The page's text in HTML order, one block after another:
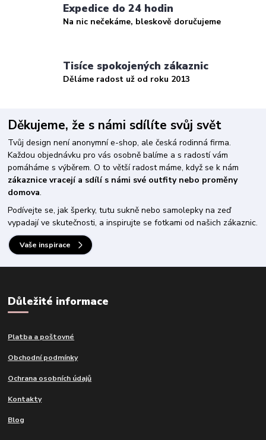
Expedice do 24 hodin
Na nic nečekáme, bleskově doručujeme
Tisíce spokojených zákaznic
Děláme radost už od roku 2013
Děkujeme, že s námi sdílíte svůj svět
Tvůj design není anonymní e-shop, ale česká rodinná firma.
Každou objednávku pro vás osobně balíme a s radostí vám
pomáháme s výběrem. O to větší radost máme, když se k nám
zákaznice vracejí a sdílí s námi své outfity nebo proměny
domova.
Podívejte se, jak šperky, tutu sukně nebo samolepky na zeď
vypadají ve skutečnosti, a inspirujte se fotkami od našich zákaznic.
Vaše inspirace
Důležité informace
Platba a poštovné
Obchodní podmínky
Ochrana osobních údajů
Kontakty
Blog